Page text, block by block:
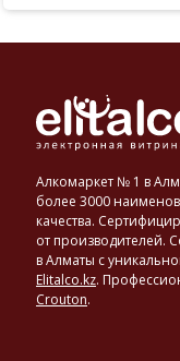
Алкомаркет № 1 в
более 3000
качества.
от производителей.
в Алматы с
Elitalco.kz.
Crouton.